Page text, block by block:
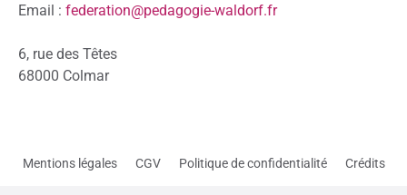
Email : federation@pedagogie-waldorf.fr
6, rue des Têtes
68000 Colmar
Mentions légales CGV Politique de confidentialité Crédits